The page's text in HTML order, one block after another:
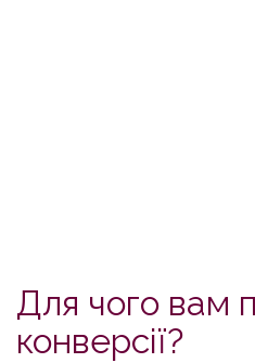
Для чого вам
конверсії?